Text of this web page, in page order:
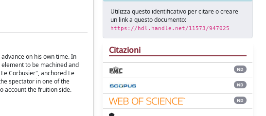
on his own time. In
to be machined and
Corbusier", anchored Le
spectator in one of the
account the fruition side.
Utilizza questo identificativo per citare o creare
un link a questo documento:
https://hdl.handle.net/11573/947025
Citazioni
ND
ND
ND